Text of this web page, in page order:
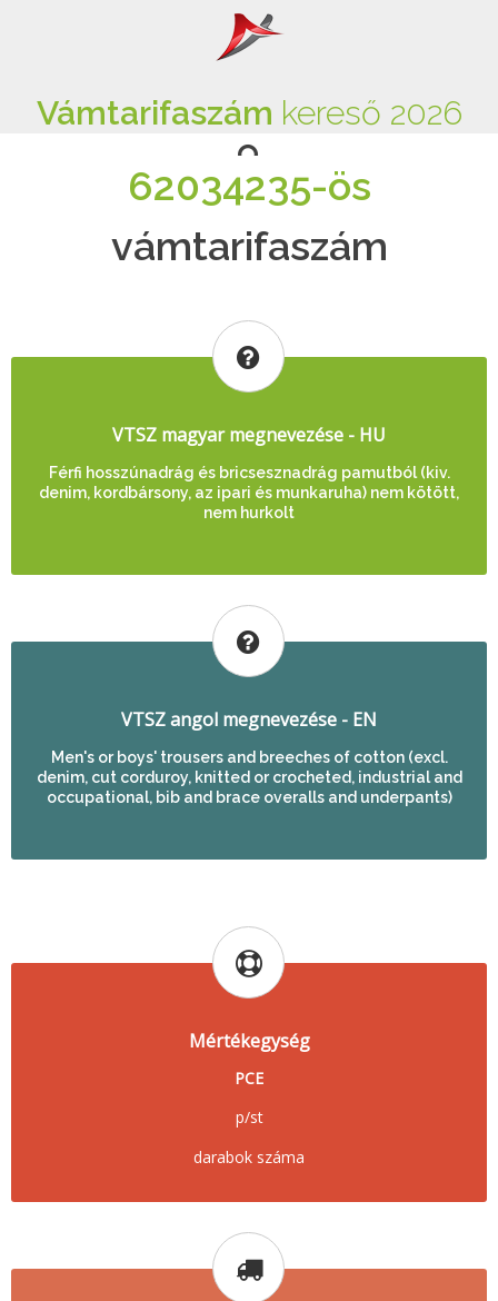
Vámtarifaszám kereső 2026
62034235-ös
vámtarifaszám
VTSZ magyar megnevezése - HU
Férfi hosszúnadrág és bricsesznadrág pamutból (kiv.
denim, kordbársony, az ipari és munkaruha) nem kötött,
nem hurkolt
VTSZ angol megnevezése - EN
Men's or boys' trousers and breeches of cotton (excl.
denim, cut corduroy, knitted or crocheted, industrial and
occupational, bib and brace overalls and underpants)
Mértékegység
PCE
p/st
darabok száma